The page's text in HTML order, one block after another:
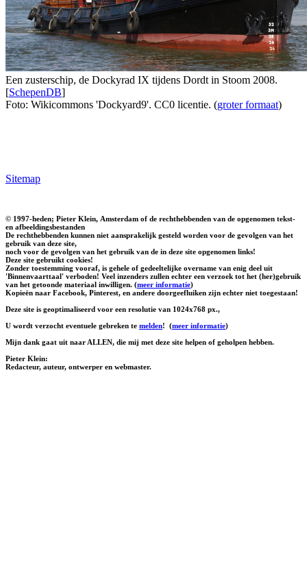
Een zusterschip, de Dockyrad IX tijdens Dordt in Stoom 2008.
[SchepenDB]
Foto: Wikicommons 'Dockyard9'. CC0 licentie. (groter formaat)
Sitemap
© 1997-heden; Pieter Klein, Amsterdam of de rechthebbenden van de opgenomen tekst-
en afbeeldingsbestanden
De rechthebbenden kunnen niet aansprakelijk gesteld worden voor de gevolgen van het
gebruik van deze site,
noch voor de gevolgen van het gebruik van de in deze site opgenomen links!
Deze site gebruikt cookies!
Zonder toestemming vooraf, is gehele of gedeeltelijke overname van enig deel uit
'Binnenvaarttaal' verboden! Veel inzenders zullen echter een verzoek tot het (her)gebruik
van het getoonde materiaal inwilligen. (meer informatie)
Kopieën naar Facebook, Pinterest, en andere doorgeefluiken zijn echter niet toegestaan!
Deze site is geoptimaliseerd voor een resolutie van 1024x768 px.,
U wordt verzocht eventuele gebreken te melden! (meer informatie)
Mijn dank gaat uit naar ALLEN, die mij met deze site helpen of geholpen hebben.
Pieter Klein:
Redacteur, auteur, ontwerper en webmaster.